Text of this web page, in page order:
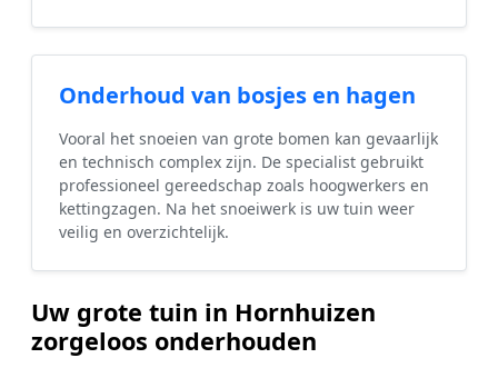
Onderhoud van bosjes en hagen
Vooral het snoeien van grote bomen kan gevaarlijk
en technisch complex zijn. De specialist gebruikt
professioneel gereedschap zoals hoogwerkers en
kettingzagen. Na het snoeiwerk is uw tuin weer
veilig en overzichtelijk.
Uw grote tuin in Hornhuizen
zorgeloos onderhouden